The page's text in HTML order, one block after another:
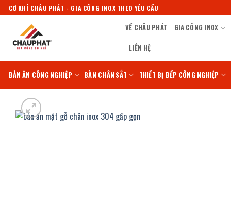
qua
dung
CƠ KHÍ CHÂU PHÁT - GIA CÔNG INOX THEO YÊU CẦU
VỀ CHÂU PHÁT GIA CÔNG INOX
LIÊN HỆ
BÀN ĂN CÔNG NGHIỆP BÀN CHÂN SẮT THIẾT BỊ BẾP CÔNG NGHIỆP